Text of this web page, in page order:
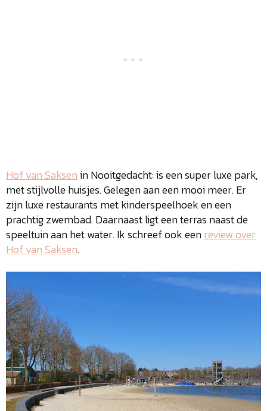
Hof van Saksenin Nooitgedacht: is een super luxe park,
met stijlvolle huisjes. Gelegen aan een mooi meer. Er
zijn luxe restaurants met kinderspeelhoek en een
prachtig zwembad. Daarnaast ligt een terras naast de
speeltuin aan het water. Ik schreef ook eenreview over
Hof van Saksen.